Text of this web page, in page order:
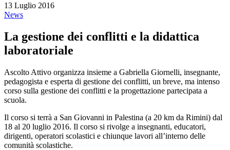
13 Luglio 2016
News
La gestione dei conflitti e la didattica
laboratoriale
Ascolto Attivo organizza insieme a Gabriella Giornelli, insegnante,
pedagogista e esperta di gestione dei conflitti, un breve, ma intenso
corso sulla gestione dei conflitti e la progettazione partecipata a
scuola.
Il corso si terrà a San Giovanni in Palestina (a 20 km da Rimini) dal
18 al 20 luglio 2016. Il corso si rivolge a insegnanti, educatori,
dirigenti, operatori scolastici e chiunque lavori all’interno delle
comunità scolastiche.